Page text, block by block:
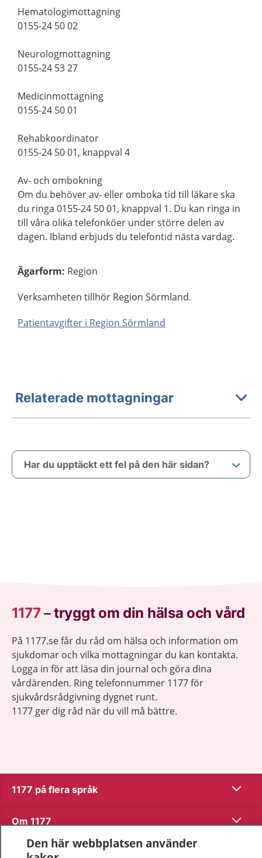
Hematologimottagning
0155-24 50 02
Neurologmottagning
0155-24 53 27
Medicinmottagning
0155-24 50 01
Rehabkoordinator
0155-24 50 01, knappval 4
Av- och ombokning
Om du behöver av- eller omboka tid till läkare ska
du ringa 0155-24 50 01, knappval 1. Du kan ringa in
till våra olika telefonköer under större delen av
dagen. Ibland erbjuds du telefontid nästa vardag.
Ägarform: Region
Verksamheten tillhör Region Sörmland.
Patientavgifter i Region Sörmland
Relaterade mottagningar
Har du upptäckt ett fel på den här sidan?
1177–tryggt om din hälsa och vård
På 1177.se får du råd om hälsa och information om
sjukdomar och vilka mottagningar du kan kontakta.
Logga in för att läsa din journal och göra dina
vårdärenden. Ring telefonnummer 1177 för
sjukvårdsrådgivning dygnet runt.
1177 ger dig råd när du vill må bättre.
1177 på flera språk Visa
Om 1177 Visa
Kontakt
Den här webbplatsen använder